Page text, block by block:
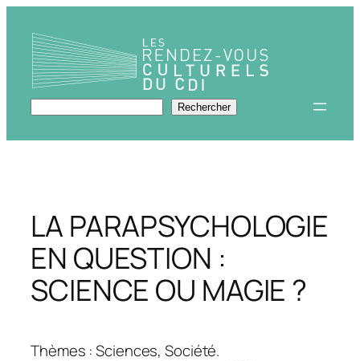
contenu
Rechercher Rechercher
LA PARAPSYCHOLOGIE
EN QUESTION :
SCIENCE OU MAGIE ?
Thèmes : Sciences, Société.